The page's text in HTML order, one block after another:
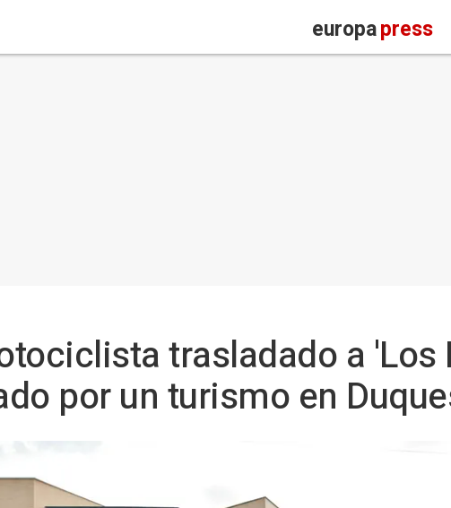
europapress
trasladado a
por un turismo en